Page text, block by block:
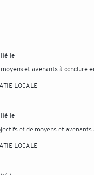
le
et avenants à conclure
LOCALE
le
et de moyens et
LOCALE